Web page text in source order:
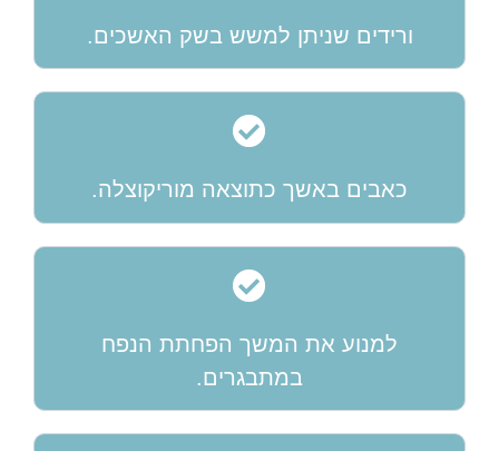
ורידים שניתן למשש בשק האשכים.
כאבים באשך כתוצאה מוריקוצלה.
למנוע את המשך הפחתת הנפח
במתבגרים.